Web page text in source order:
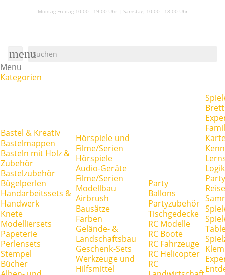
Montag-Freitag 10:00 - 19:00 Uhr | Samstag: 10:00 - 18:00 Uhr
menu
Menu
Kategorien
Bastel & Kreativ
Bastelmappen
Basteln mit Holz &
Zubehör
Bastelzubehör
Bügelperlen
Handarbeitssets &
Handwerk
Knete
Modelliersets
Papeterie
Perlensets
Stempel
Bücher
Hörspiele und
Filme/Serien
Hörspiele
Audio-Geräte
Filme/Serien
Modellbau
Airbrush
Bausätze
Farben
Gelände- &
Landschaftsbau
Geschenk-Sets
Werkzeuge und
Hilfsmittel
Party
Ballons
Partyzubehör
Tischgedecke
RC Modelle
RC Boote
RC Fahrzeuge
RC Helicopter
RC